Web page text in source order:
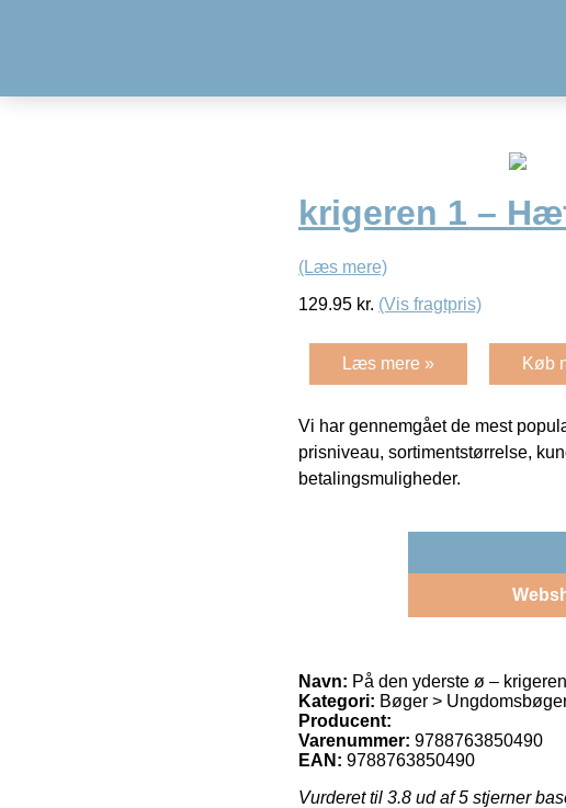
krigeren 1 –
(Læs mere)
129.95 kr. (Vis fragtpris)
Læs mere » Køb
Vi har gennemgået de mest
prisniveau, sortimentstørrelse,
betalingsmuligheder.
Navn: På den yderste ø –
Kategori: Bøger >
Producent:
Varenummer: 9788763850490
EAN: 9788763850490
Vurderet til 3.8 ud af 5 stjerner